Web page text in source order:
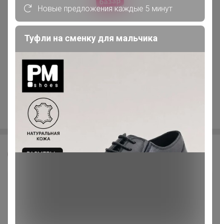
Реклама
Главная
Торговые марки
Kilian
Kilian
Леныра
Новые предложения каждые 5 минут
Туфли на сменку для мальчика